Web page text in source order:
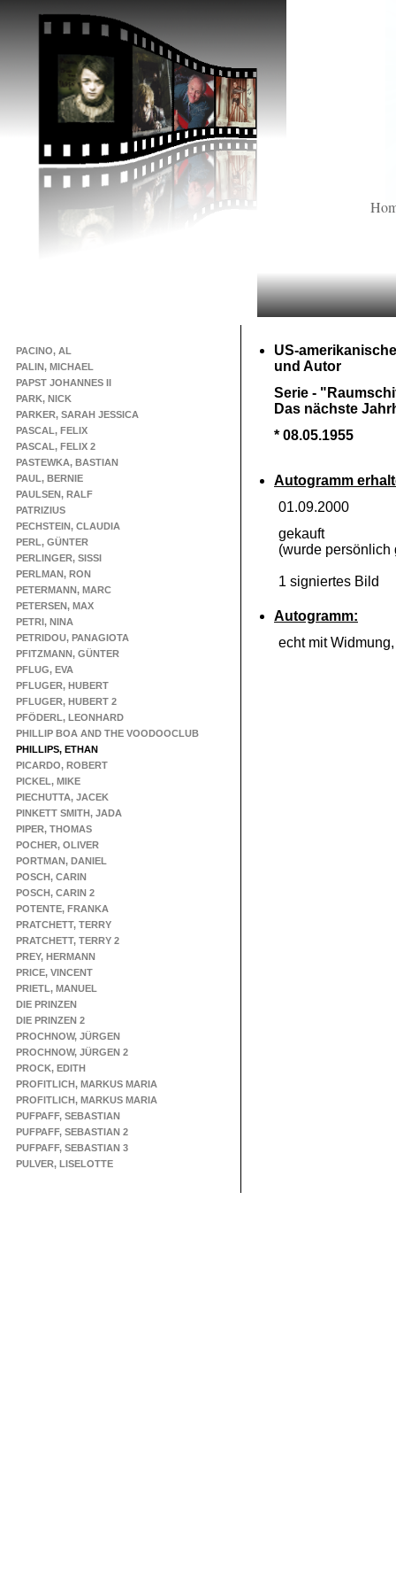
PACINO, AL
PALIN, MICHAEL
PAPST JOHANNES II
PARK, NICK
PARKER, SARAH JESSICA
PASCAL, FELIX
PASCAL, FELIX 2
PASTEWKA, BASTIAN
PAUL, BERNIE
PAULSEN, RALF
PATRIZIUS
PECHSTEIN, CLAUDIA
PERL, GÜNTER
PERLINGER, SISSI
PERLMAN, RON
PETERMANN, MARC
PETERSEN, MAX
PETRI, NINA
PETRIDOU, PANAGIOTA
PFITZMANN, GÜNTER
PFLUG, EVA
PFLUGER, HUBERT
PFLUGER, HUBERT 2
PFÖDERL, LEONHARD
PHILLIP BOA AND THE VOODOOCLUB
PHILLIPS, ETHAN
PICARDO, ROBERT
PICKEL, MIKE
PIECHUTTA, JACEK
PINKETT SMITH, JADA
PIPER, THOMAS
POCHER, OLIVER
PORTMAN, DANIEL
POSCH, CARIN
POSCH, CARIN 2
POTENTE, FRANKA
PRATCHETT, TERRY
PRATCHETT, TERRY 2
PREY, HERMANN
PRICE, VINCENT
PRIETL, MANUEL
DIE PRINZEN
DIE PRINZEN 2
PROCHNOW, JÜRGEN
PROCHNOW, JÜRGEN 2
PROCK, EDITH
PROFITLICH, MARKUS MARIA
PROFITLICH, MARKUS MARIA
PUFPAFF, SEBASTIAN
PUFPAFF, SEBASTIAN 2
PUFPAFF, SEBASTIAN 3
PULVER, LISELOTTE
US-
und Autor
Serie -
Das nächste
* 08.05.1955
Autogramm
01.09.2000
gekauft
(wurde persönlich
1 signiertes Bild
Autogramm:
echt mit